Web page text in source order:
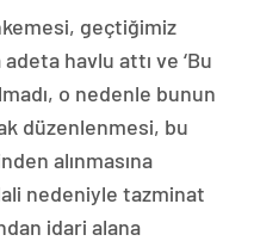
geçtiğimiz
havlu attı ve ‘Bu
o nedenle bunun
düzenlenmesi, bu
alınmasına
nedeniyle tazminat
idari alana